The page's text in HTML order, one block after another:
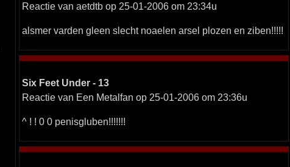
Reactie van aetdtb op 25-01-2006 om 23:34u
alsmer varden gleen slecht noaelen arsel plozen en ziben!!!!!
Six Feet Under - 13
Reactie van Een Metalfan op 25-01-2006 om 23:36u
^ ! ! 0 0 penisgluben!!!!!!!